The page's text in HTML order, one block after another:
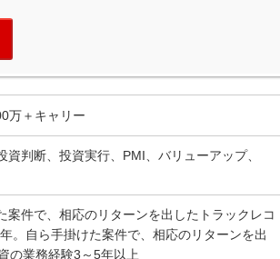
万＋キャリー
判断、投資実行、PMI、バリューアップ、
案件で、相応のリターンを出したトラックレコ
。自ら手掛けた案件で、相応のリターンを出
の業務経験3～5年以上